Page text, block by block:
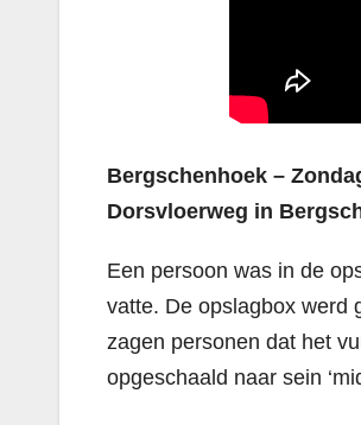
Bergschenhoek –
Dorsvloerweg in
Een persoon was in de
vatte. De opslagbox werd
zagen personen dat het
opgeschaald naar sein